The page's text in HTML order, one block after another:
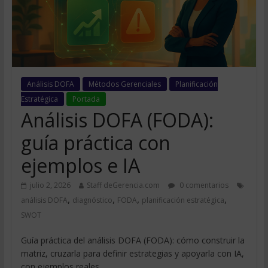
Análisis DOFA Métodos Gerenciales
Planificación
Estratégica
Portada
Análisis DOFA (FODA):
guía práctica con
ejemplos e IA
julio 2, 2026 Staff deGerencia.com
0 comentarios
análisis DOFA, diagnóstico, FODA, planificación estratégica,
SWOT
Guía práctica del análisis DOFA (FODA): cómo construir la
matriz, cruzarla para definir estrategias y apoyarla con IA,